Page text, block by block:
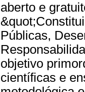
aberto e
Públicas,
objetivo
científicas e